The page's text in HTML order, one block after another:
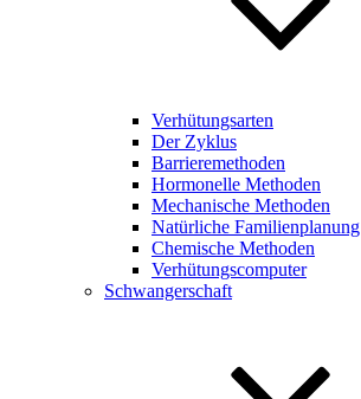
Verhütungsarten
Der Zyklus
Barrieremethoden
Hormonelle Methoden
Mechanische Methoden
Natürliche Familienplanung
Chemische Methoden
Verhütungscomputer
Schwangerschaft